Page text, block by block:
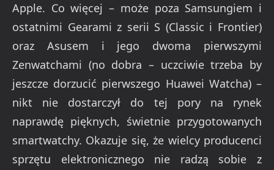
Apple. Co więcej – może poza Samsungiem i
ostatnimi Gearami z serii S (Classic i Frontier)
oraz Asusem i jego dwoma pierwszymi
Zenwatchami (no dobra – uczciwie trzeba by
jeszcze dorzucić pierwszego Huawei Watcha) –
nikt nie dostarczył do tej pory na rynek
naprawdę pięknych, świetnie przygotowanych
smartwatchy. Okazuje się, że wielcy producenci
sprzętu elektronicznego nie radzą sobie z